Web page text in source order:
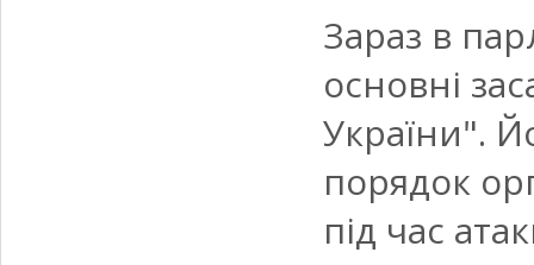
Зараз в
основні
України".
порядок
під час